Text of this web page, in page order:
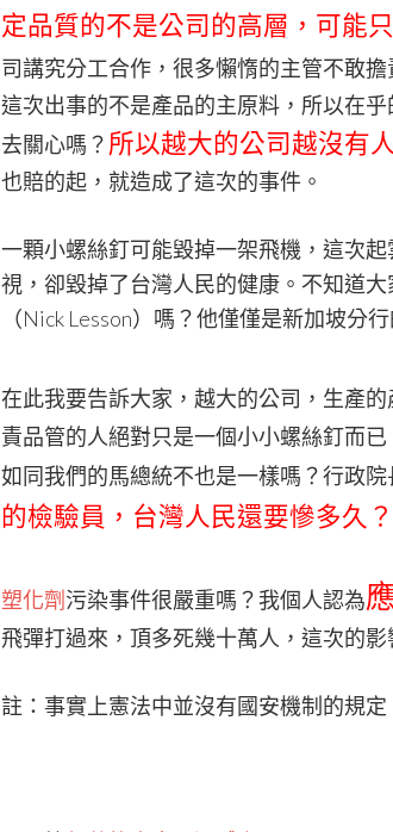
定品質的不是公司的高層，可能
司講究分工合作，很多懶惰的主管不敢
這次出事的不是產品的主原料，所以在
去關心嗎？ 所以越大的公司越沒有
也賠的起，就造成了這次的事件。
一顆小螺絲釘可能毀掉一架飛機，這次
視，卻毀掉了台灣人民的健康。不知道
（Nick Lesson）嗎？他僅僅是新加坡分
在此我要告訴大家，越大的公司，生產的
責品管的人絕對只是一個小小螺絲釘而
如同我們的馬總統不也是一樣嗎？行政院
的檢驗員，台灣人民還要慘多久？
塑化劑 污染事件很嚴重嗎？我個人認為
飛彈打過來，頂多死幾十萬人，這次的影
註：事實上憲法中並沒有國安機制的規定